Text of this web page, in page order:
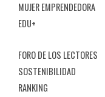
MUJER EMPRENDEDORA
EDU+
FORO DE LOS LECTORES
SOSTENIBILIDAD
RANKING